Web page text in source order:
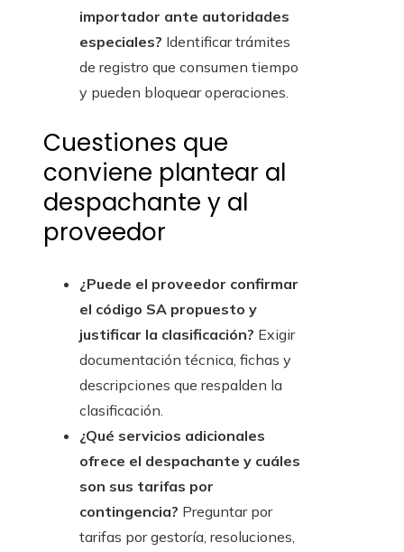
importador ante autoridades
especiales? Identificar trámites
de registro que consumen tiempo
y pueden bloquear operaciones.
Cuestiones que
conviene plantear al
despachante y al
proveedor
¿Puede el proveedor confirmar
el código SA propuesto y
justificar la clasificación? Exigir
documentación técnica, fichas y
descripciones que respalden la
clasificación.
¿Qué servicios adicionales
ofrece el despachante y cuáles
son sus tarifas por
contingencia? Preguntar por
tarifas por gestoría, resoluciones,